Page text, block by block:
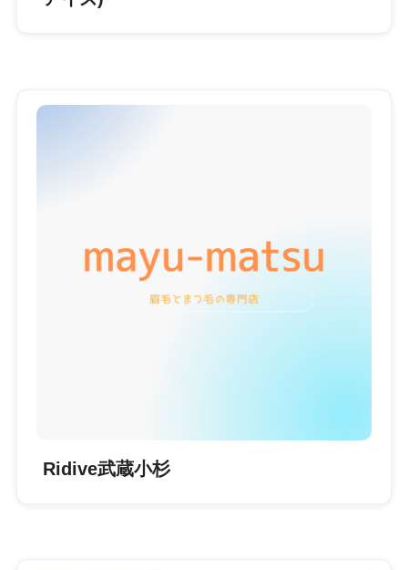
Ridive武蔵小杉